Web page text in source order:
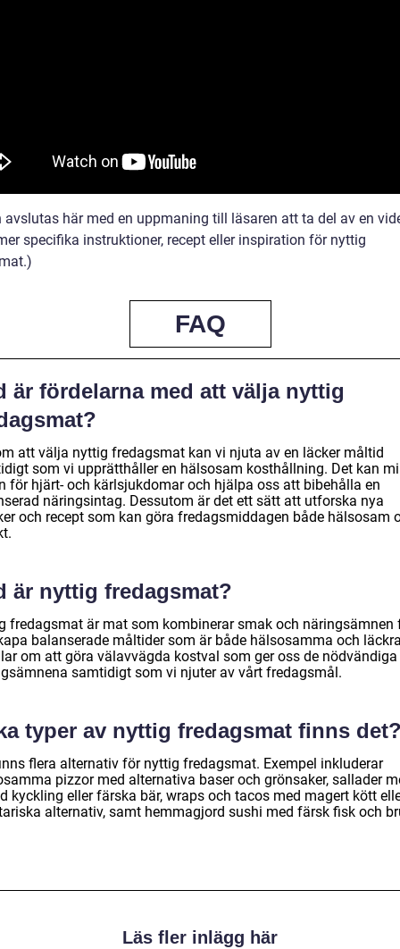
avslutas här med en uppmaning till läsaren att ta del av en
specifika instruktioner, recept eller inspiration för nyttig
FAQ
är fördelarna med att välja nyttig
att välja nyttig fredagsmat kan vi njuta av en läcker måltid
som vi upprätthåller en hälsosam kosthållning. Det kan
för hjärt- och kärlsjukdomar och hjälpa oss att bibehålla en
näringsintag. Dessutom är det ett sätt att utforska nya
och recept som kan göra fredagsmiddagen både hälsosam
är nyttig fredagsmat?
fredagsmat är mat som kombinerar smak och näringsämnen
balanserade måltider som är både hälsosamma och
om att göra välavvägda kostval som ger oss de nödvändiga
samtidigt som vi njuter av vårt fredagsmål.
typer av nyttig fredagsmat finns
flera alternativ för nyttig fredagsmat. Exempel inkluderar
pizzor med alternativa baser och grönsaker, sallader
kyckling eller färska bär, wraps och tacos med magert kött
alternativ, samt hemmagjord sushi med färsk fisk och
Läs fler inlägg här